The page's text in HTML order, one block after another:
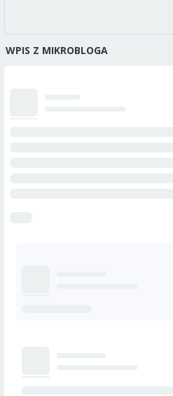
WPIS Z MIKROBLOGA